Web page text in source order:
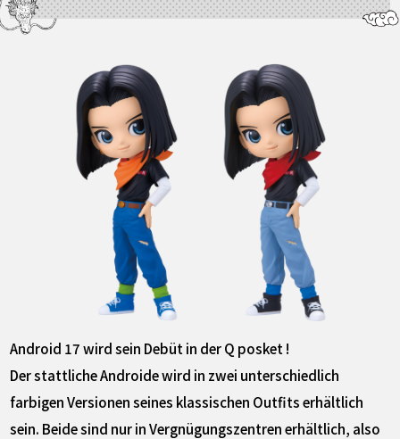
EN FR ES
Android 17 wird sein Debüt in der Q posket !
Der stattliche Androide wird in zwei unterschiedlich
farbigen Versionen seines klassischen Outfits erhältlich
sein. Beide sind nur in Vergnügungszentren erhältlich, also